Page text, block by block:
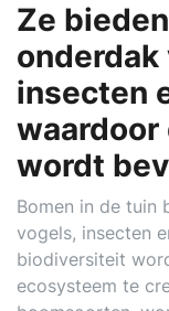
Ze
onderdak
insecten
wordt
Bomen in de tuin
vogels, insecten
biodiversiteit
ecosysteem te